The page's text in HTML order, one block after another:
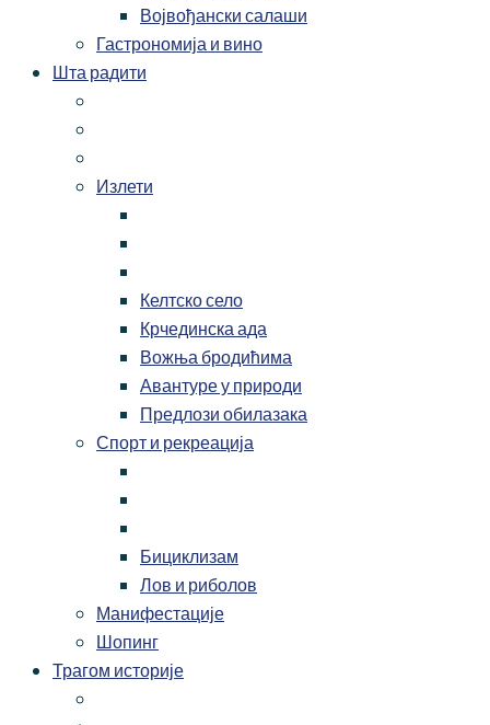
Војвођански салаши
Гастрономија и вино
Шта радити
Излети
Келтско село
Крчединска ада
Вожња бродићима
Авантуре у природи
Предлози обилазака
Спорт и рекреација
Бициклизам
Лов и риболов
Манифестације
Шопинг
Трагом историје